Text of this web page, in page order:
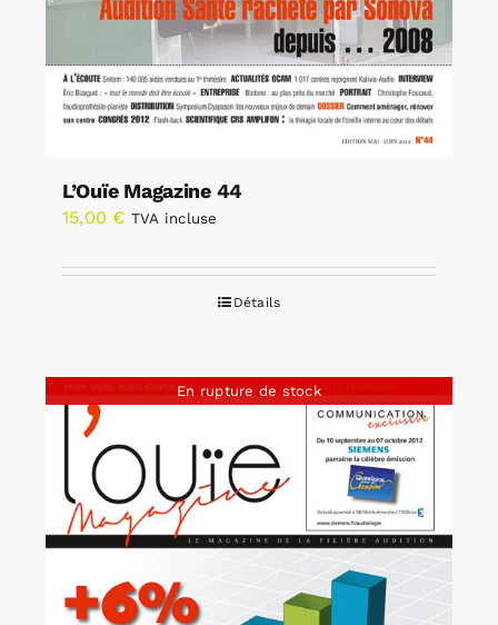
L’Ouïe Magazine 44
15,00 € TVA incluse
Détails
En rupture de stock